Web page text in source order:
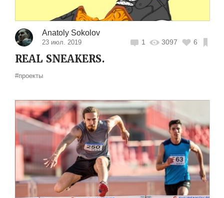
Anatoly Sokolov
23 июл. 2019 1 3097 6
REAL SNEAKERS.
#проекты